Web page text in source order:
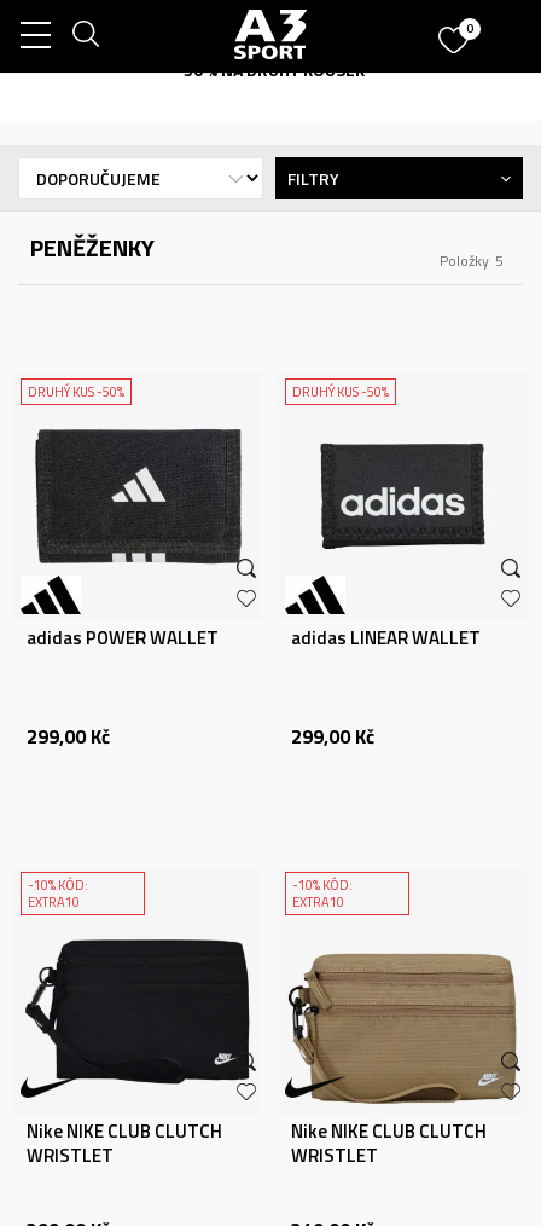
0
-50 % NA DRUHÝ KOUSEK
PENĚŽENKY 5
Položky
FILTRY
DRUHÝ KUS -50%
adidas POWER WALLET
299,00 Kč
DRUHÝ KUS -50%
adidas LINEAR WALLET
299,00 Kč
-10% KÓD:
EXTRA10
Nike NIKE CLUB CLUTCH
WRISTLET
-10% KÓD:
EXTRA10
Nike NIKE CLUB CLUTCH
WRISTLET